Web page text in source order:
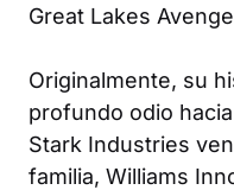
Great Lakes
Originalmente, su
profundo odio
Stark Industries
familia, Williams